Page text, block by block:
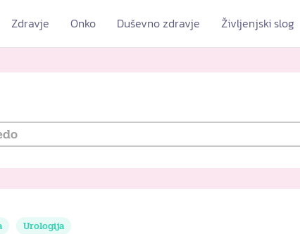
Zdravje Onko Duševno zdravje Življenjski slog
Urologija